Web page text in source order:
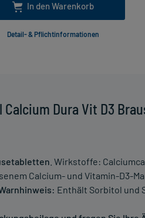
Dura Vit D3
. Wirkstoffe:
Calcium- und Vitamin-D3-
Enthält Sorbitol und
In den Warenkorb
Detail- & Pflichtinformationen